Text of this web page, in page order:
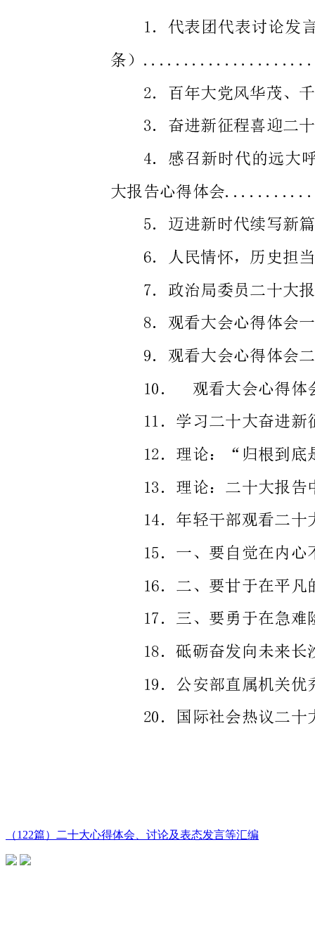
（122篇）二十大心得体会、讨论及表态发言等汇编